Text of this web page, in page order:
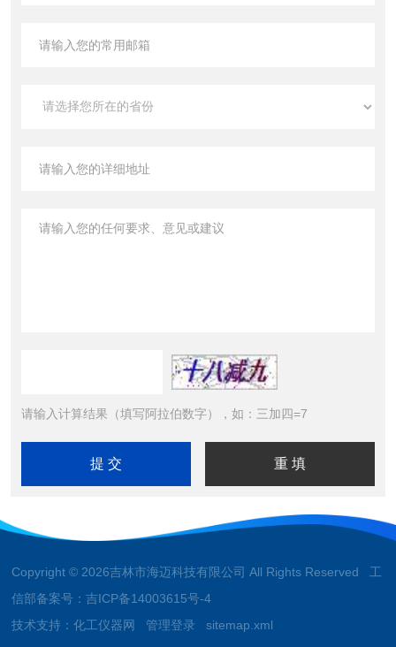
请输入计算结果（填写阿拉伯数字），如：三加四=7
Copyright © 2026吉林市海迈科技有限公司 All Rights Reserved 工
信部备案号：吉ICP备14003615号-4
技术支持：化工仪器网 管理登录 sitemap.xml